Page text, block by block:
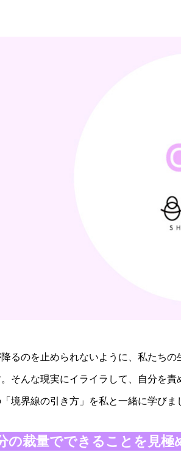
るのを止められないように、私たち
。そんな現実にイライラして、自分を
境界線の引き方」を私と一緒に学びま
の裁量でできることを見極